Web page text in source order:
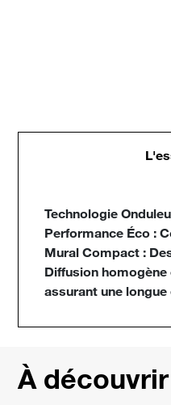
Technologie
Performance Éco :
Mural Compact :
Diffusion
assurant une
À